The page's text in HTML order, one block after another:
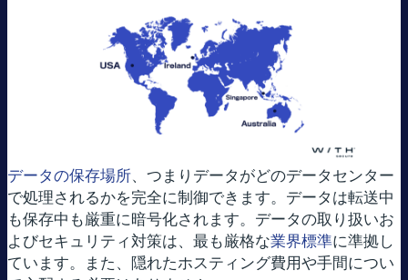
データの保存場所、つまりデータがどのデータセンター
で処理されるかを完全に制御できます。データは転送中
も保存中も厳重に暗号化されます。データの取り扱いお
よびセキュリティ対策は、最も厳格な業界標準に準拠し
ています。また、隠れたホスティング費用や手間につい